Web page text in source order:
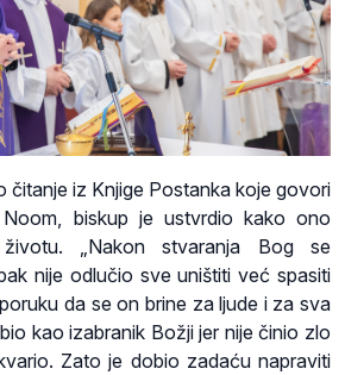
čitanje iz Knjige Postanka koje govori
biskup je ustvrdio kako ono
„Nakon stvaranja Bog se
nije odlučio sve uništiti već spasiti
da se on brine za ljude i za sva
kao izabranik Božji jer nije činio zlo
Zato je dobio zadaću napraviti